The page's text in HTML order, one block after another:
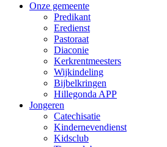
Onze gemeente
Predikant
Eredienst
Pastoraat
Diaconie
Kerkrentmeesters
Wijkindeling
Bijbelkringen
Hillegonda APP
Jongeren
Catechisatie
Kindernevendienst
Kidsclub